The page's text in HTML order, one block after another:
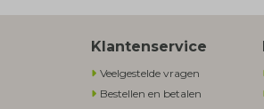
Klantenservice
Veelgestelde vragen
Bestellen en betalen